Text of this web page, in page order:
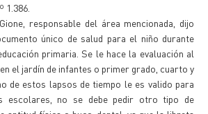
1.386.
responsable del área mencionada, dijo
único de salud para el niño durante
primaria. Se le hace la evaluación al
el jardín de infantes o primer grado, cuarto y
de estos lapsos de tiempo le es valido para
escolares, no se debe pedir otro tipo de